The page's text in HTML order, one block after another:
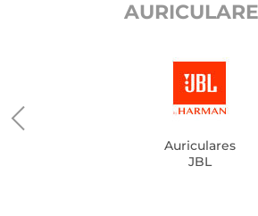
Auriculares
JBL